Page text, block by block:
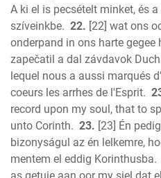
A ki el is pecsételt minket, és
szíveinkbe. 22. [22] wat ons
onderpand in ons harte gegee
zapečatil a dal závdavok
lequel nous a aussi marqués
coeurs les arrhes de l'Esprit.
record upon my soul, that to
unto Corinth. 23. [23] Én
bizonyságul az én lelkemre,
mentem el eddig Korinthusba.